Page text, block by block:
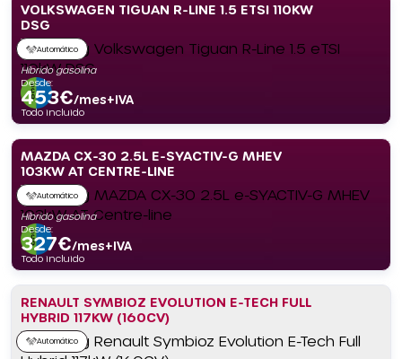
VOLKSWAGEN TIGUAN R-LINE 1.5 ETSI 110KW
DSG
Automático
Híbrido gasolina
Desde:
453€/mes+IVA
Todo incluido
MAZDA CX-30 2.5L E-SYACTIV-G MHEV
103KW AT CENTRE-LINE
Automático
Híbrido gasolina
Desde:
327€/mes+IVA
Todo incluido
RENAULT SYMBIOZ EVOLUTION E-TECH FULL
HYBRID 117KW (160CV)
Automático